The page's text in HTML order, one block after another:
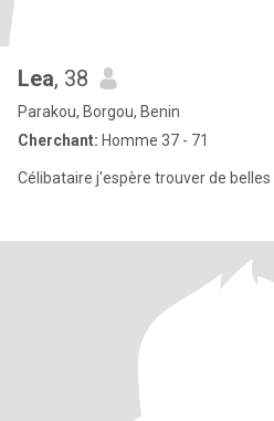
Lea, 38
Parakou, Borgou, Benin
Cherchant: Homme 37 - 71
Célibataire j'espère trouver de